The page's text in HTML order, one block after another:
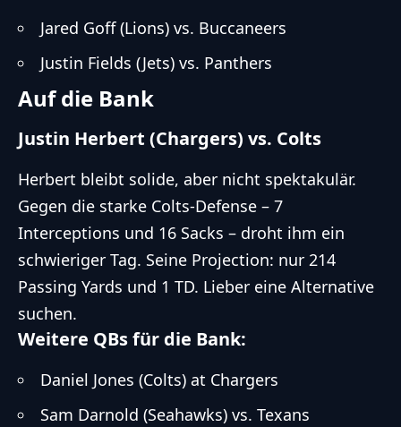
Jared Goff (Lions) vs. Buccaneers
Justin Fields (Jets) vs. Panthers
Auf die Bank
Justin Herbert (Chargers) vs. Colts
Herbert bleibt solide, aber nicht spektakulär.
Gegen die starke Colts-Defense – 7
Interceptions und 16 Sacks – droht ihm ein
schwieriger Tag. Seine Projection: nur 214
Passing Yards und 1 TD. Lieber eine Alternative
suchen.
Weitere QBs für die Bank:
Daniel Jones (Colts) at Chargers
Sam Darnold (Seahawks) vs. Texans